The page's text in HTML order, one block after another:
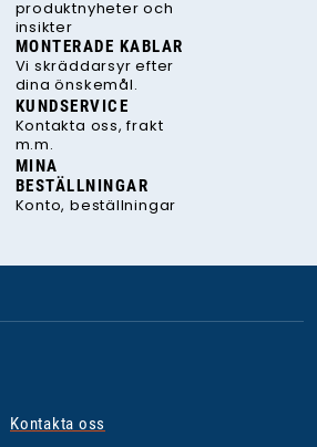
produktnyheter och
insikter
MONTERADE KABLAR
Vi skräddarsyr efter
dina önskemål.
KUNDSERVICE
Kontakta oss, frakt
m.m.
MINA
BESTÄLLNINGAR
Konto, beställningar
Kontakta oss